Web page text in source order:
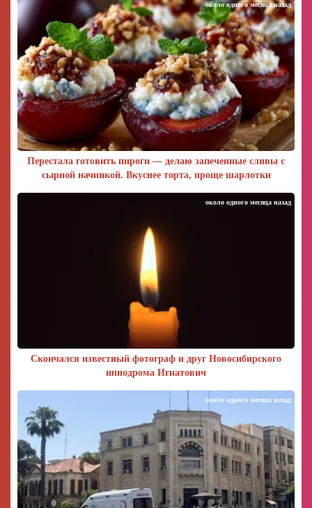
Перестала готовить пироги — делаю запеченные сливы с
сырной начинкой. Вкуснее торта, проще шарлотки
около одного месяца назад
Скончался известный фотограф и друг Новосибирского
ипподрома Игнатович
около одного месяца назад
около одного месяца назад